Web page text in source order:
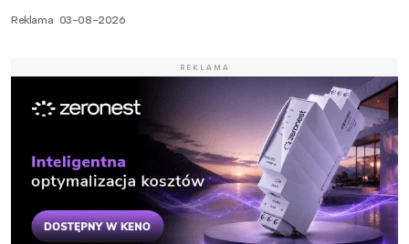
Reklama 03-08-2026
REKLAMA